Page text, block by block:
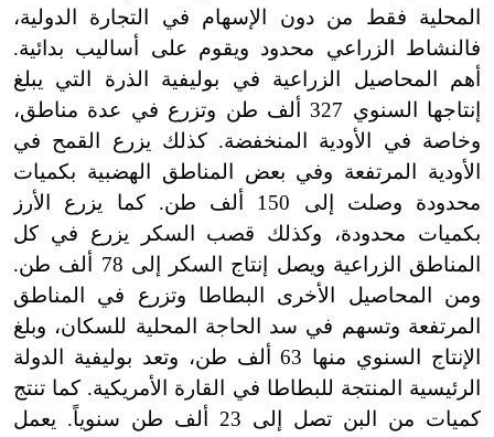
المحلية فقط من دون الإسهام في التجارة الدولية،
فالنشاط الزراعي محدود ويقوم على أساليب بدائية.
أهم المحاصيل الزراعية في بوليفية الذرة التي يبلغ
إنتاجها السنوي 327 ألف طن وتزرع في عدة مناطق،
وخاصة في الأودية المنخفضة. كذلك يزرع القمح في
الأودية المرتفعة وفي بعض المناطق الهضبية بكميات
محدودة وصلت إلى 150 ألف طن. كما يزرع الأرز
بكميات محدودة، وكذلك قصب السكر يزرع في كل
المناطق الزراعية ويصل إنتاج السكر إلى 78 ألف طن.
ومن المحاصيل الأخرى البطاطا وتزرع في المناطق
المرتفعة وتسهم في سد الحاجة المحلية للسكان، وبلغ
الإنتاج السنوي منها 63 ألف طن، وتعد بوليفية الدولة
الرئيسية المنتجة للبطاطا في القارة الأمريكية. كما تنتج
كميات من البن تصل إلى 23 ألف طن سنوياً. يعمل